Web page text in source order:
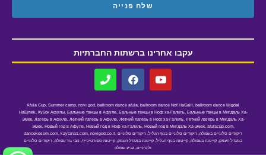
שלח פנייה
עקבו אחרינו ברשתות החברתיות
Afula Cup Summer camp novו god ballroom dance afula ballroom dance Nof HaGalil
ballroom dance Migdal
HaEmek, Кубок Афулы, Бальные танцы в Афуле, Бальные танцы в Ноф ха-Галиль,
Бальные танцы в Мигдаль Ха-
Эмек, Лагерь в Афуле, Летний лагерь в Афуле, Летний лагерь в Ноф ха-Галиль, Летний лагерь в Мигдаль Ха-
Эмек, Новый год в Афуле, Новый год в Ноф ха-Галиль, Новый год в Мигдаль Ха-Эмек, afulacup.com,
dancekesem.com
kaytana1.com novigod.co.il ריקודים סלוניים בעפולה ריקודים סלוניים בנוף הגליל ריקודים סלוניים
במגדל העמק קייטנה בעפולה קייטנה בנוף הגליל קייטנה במגדל העמק קייטנה ספורטיכייף נובי גוד עפולה ריקודים סלוניים
ולטיניים גביע עפולה